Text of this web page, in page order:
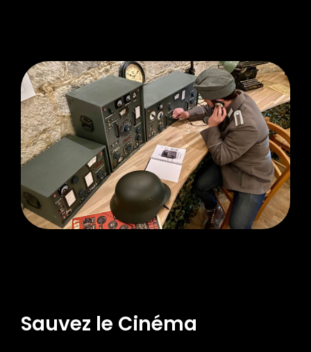
Sauvez le Cinéma